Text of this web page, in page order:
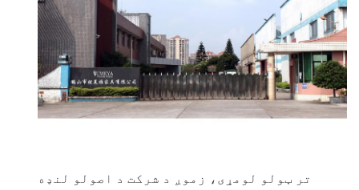
تر ټولو لومړی، زموږ د شرکت د اصولو لنډه